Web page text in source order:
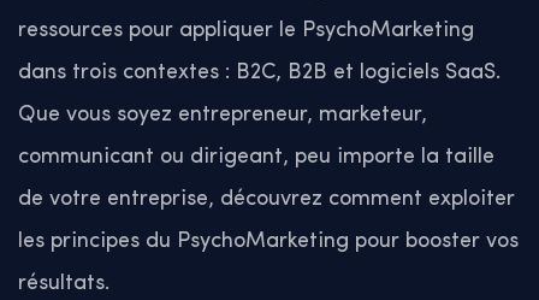
ressources pour appliquer le PsychoMarketing
dans trois contextes : B2C, B2B et logiciels SaaS.
Que vous soyez entrepreneur, marketeur,
communicant ou dirigeant, peu importe la taille
de votre entreprise, découvrez comment exploiter
les principes du PsychoMarketing pour booster vos
résultats.